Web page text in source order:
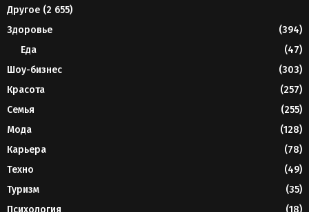
Другое (2 655)
Здоровье
(394)
Еда
(47)
Шоу-бизнес
(303)
Красота
(257)
Семья
(255)
Мода
(128)
Карьера
(78)
Техно
(49)
Туризм
(35)
Психология
(18)